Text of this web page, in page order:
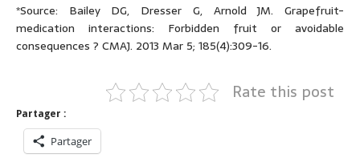
*Source: Bailey DG, Dresser G, Arnold JM. Grapefruit-
medication interactions: Forbidden fruit or avoidable
consequences ? CMAJ. 2013 Mar 5; 185(4):309-16.
Rate this post
Partager :
Partager